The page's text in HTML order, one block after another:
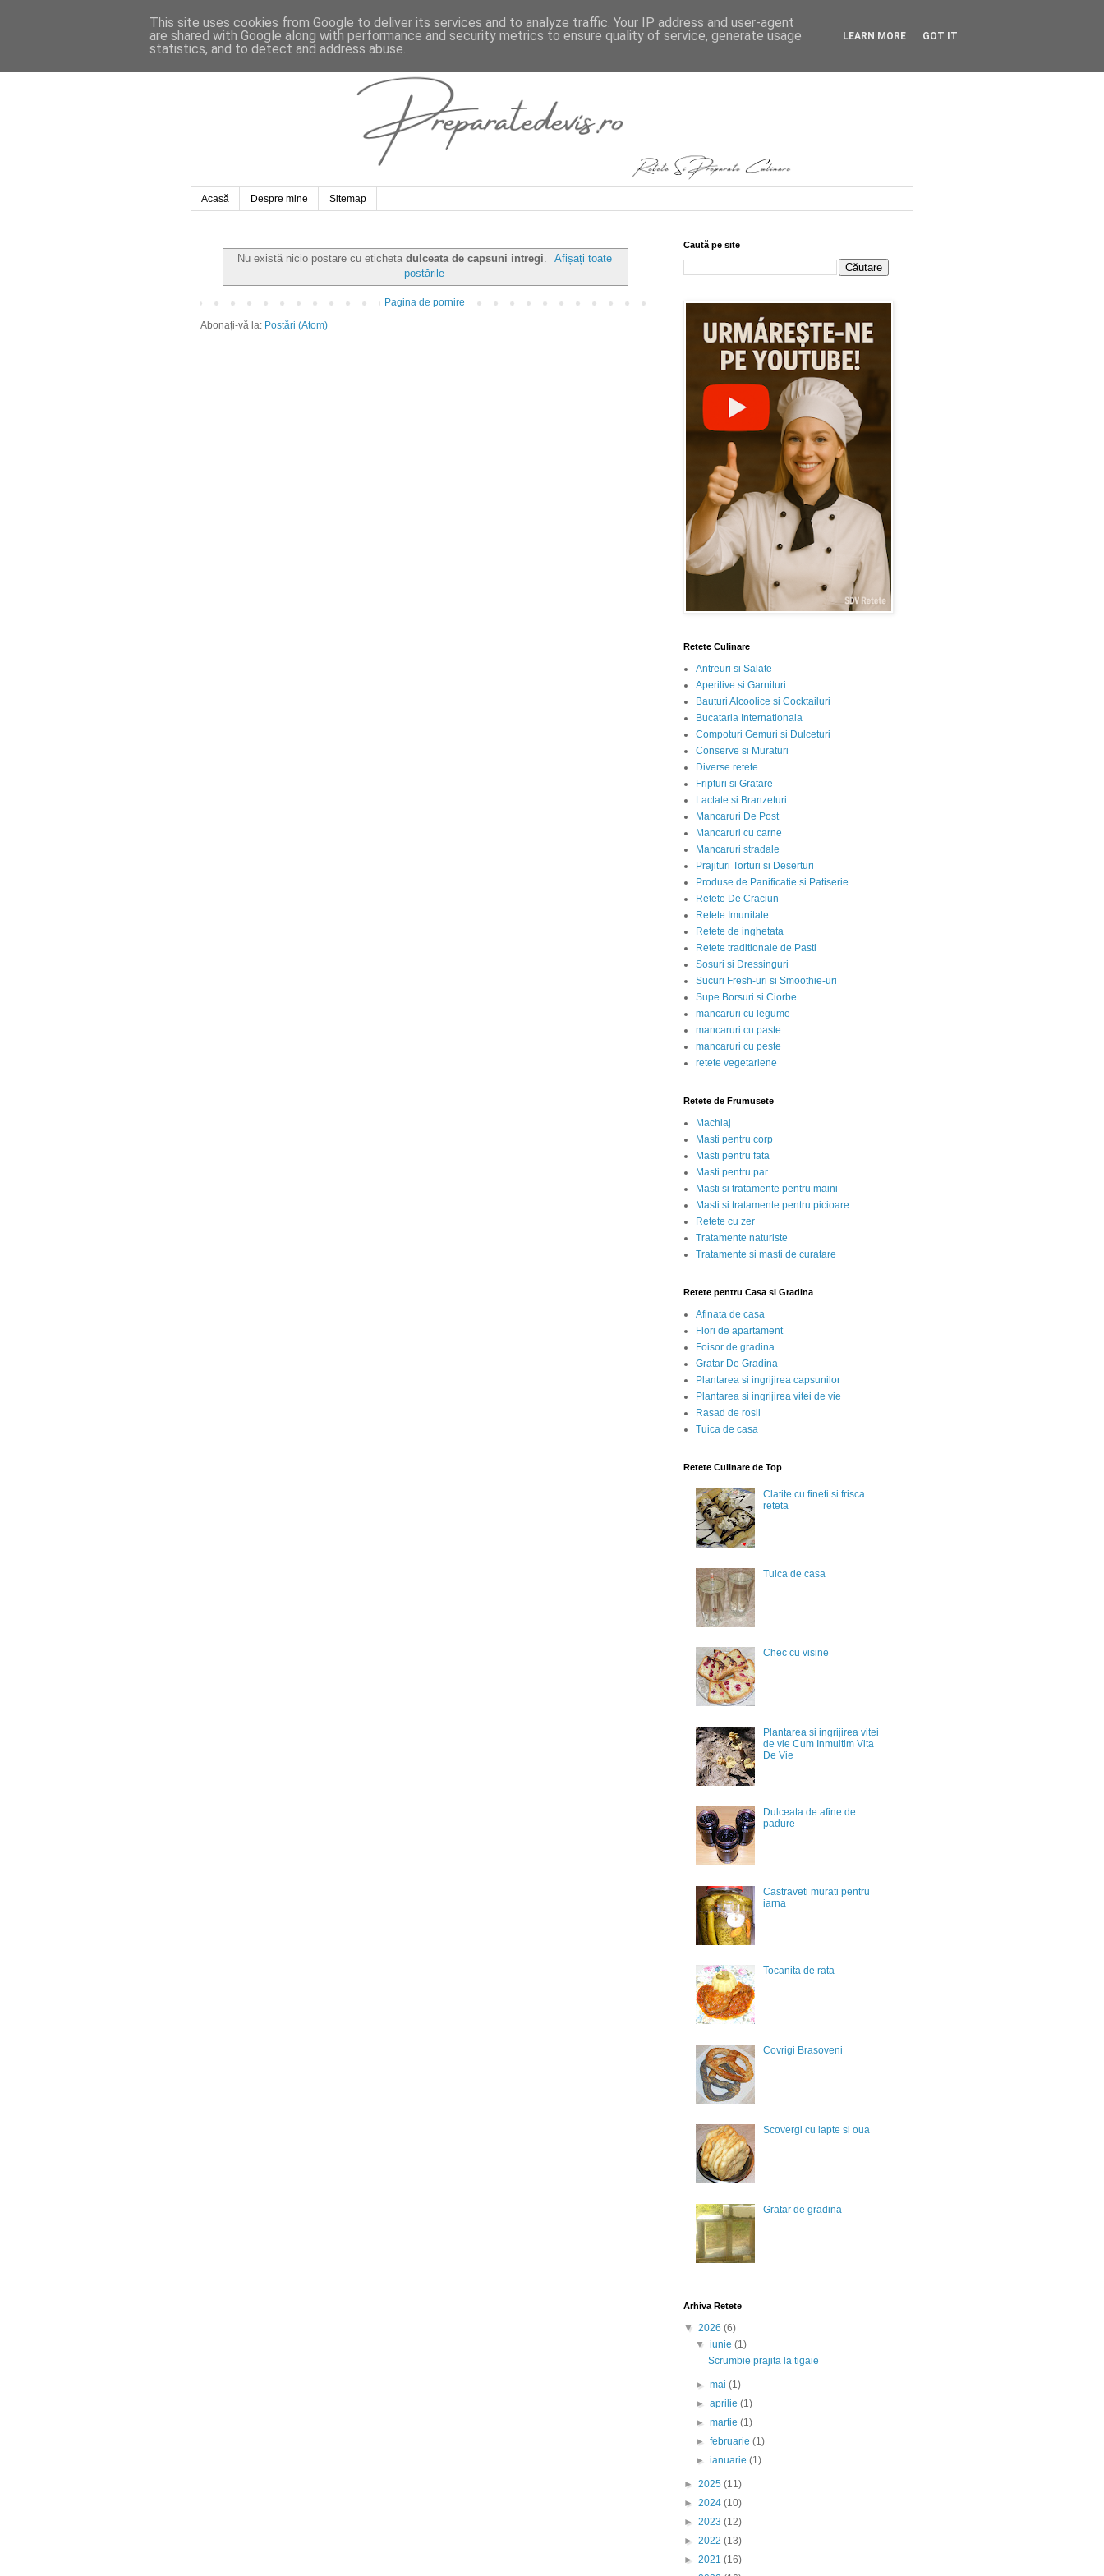
Acasă Despre mine Sitemap
Nu există nicio postare cu eticheta dulceata de capsuni intregi.
Afișați toate
postările
Pagina de pornire
Abonați-vă la: Postări (Atom)
Caută pe site
Retete Culinare
Antreuri si Salate
Aperitive si Garnituri
Bauturi Alcoolice si Cocktailuri
Bucataria Internationala
Compoturi Gemuri si Dulceturi
Conserve si Muraturi
Diverse retete
Fripturi si Gratare
Lactate si Branzeturi
Mancaruri De Post
Mancaruri cu carne
Mancaruri stradale
Prajituri Torturi si Deserturi
Produse de Panificatie si Patiserie
Retete De Craciun
Retete Imunitate
Retete de inghetata
Retete traditionale de Pasti
Sosuri si Dressinguri
Sucuri Fresh-uri si Smoothie-uri
Supe Borsuri si Ciorbe
mancaruri cu legume
mancaruri cu paste
mancaruri cu peste
retete vegetariene
Retete de Frumusete
Machiaj
Masti pentru corp
Masti pentru fata
Masti pentru par
Masti si tratamente pentru maini
Masti si tratamente pentru picioare
Retete cu zer
Tratamente naturiste
Tratamente si masti de curatare
Retete pentru Casa si Gradina
Afinata de casa
Flori de apartament
Foisor de gradina
Gratar De Gradina
Plantarea si ingrijirea capsunilor
Plantarea si ingrijirea vitei de vie
Rasad de rosii
Tuica de casa
Retete Culinare de Top
Clatite cu fineti si frisca
reteta
Tuica de casa
Chec cu visine
Plantarea si ingrijirea vitei
de vie Cum Inmultim Vita
De Vie
Dulceata de afine de
padure
Castraveti murati pentru
iarna
Tocanita de rata
Covrigi Brasoveni
Scovergi cu lapte si oua
Gratar de gradina
Arhiva Retete
▼ 2026 (6)
▼iunie(1)
Scrumbie prajita la tigaie
►mai(1)
►aprilie(1)
►martie(1)
►februarie(1)
►ianuarie(1)
► 2025 (11)
► 2024 (10)
► 2023 (12)
► 2022 (13)
► 2021 (16)
This site uses cookies from Google to deliver its services and to analyze traffic. Your IP address and user-agent
are shared with Google along with performance and security metrics to ensure quality of service, generate usage
statistics, and to detect and address abuse.
LEARN MORE GOT IT